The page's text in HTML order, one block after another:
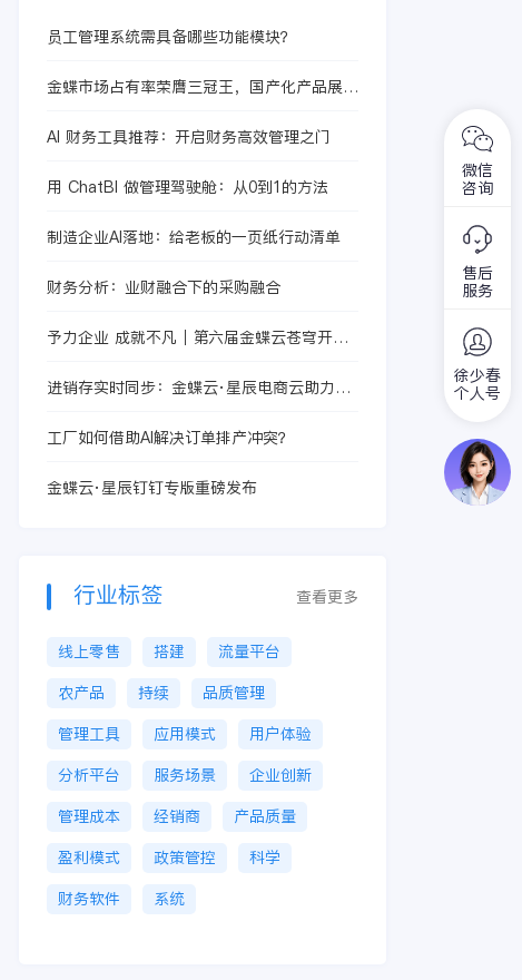
员工管理系统需具备哪些功能模块？
金蝶市场占有率荣膺三冠王，国产化产品展露
AI 财务工具推荐：开启财务高效管理之门
用 ChatBI 做管理驾驶舱：从0到1的方法
制造企业AI落地：给老板的一页纸行动清单
财务分析：业财融合下的采购融合
予力企业 成就不凡｜第六届金蝶云苍穹开发
进销存实时同步：金蝶云·星辰电商云助力电
工厂如何借助AI解决订单排产冲突？
金蝶云·星辰钉钉专版重磅发布
行业标签 查看更多
线上零售 搭建
流量平台
农产品
持续
品质管理
管理工具
应用模式
用户体验
分析平台
服务场景
企业创新
管理成本
经销商
产品质量
盈利模式
政策管控
科学
财务软件
系统
微信
咨询
售后
服务
徐少春
个人号